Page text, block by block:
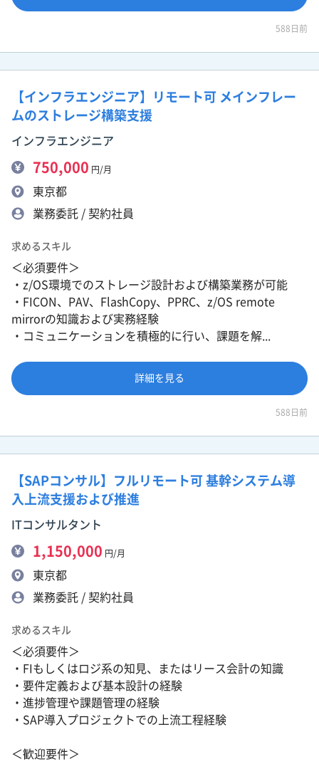
588日前
【インフラエンジニア】リモート可 メインフレー
ムのストレージ構築支援
インフラエンジニア
750,000 円/月
東京都
業務委託 / 契約社員
求めるスキル
＜必須要件＞
・z/OS環境でのストレージ設計および構築業務が可能
・FICON、PAV、FlashCopy、PPRC、z/OS remote
mirrorの知識および実務経験
・コミュニケーションを積極的に行い、課題を解...
詳細を見る
588日前
【SAPコンサル】フルリモート可 基幹システム導
入上流支援および推進
ITコンサルタント
1,150,000 円/月
東京都
業務委託 / 契約社員
求めるスキル
＜必須要件＞
・FIもしくはロジ系の知見、またはリース会計の知識
・要件定義および基本設計の経験
・進捗管理や課題管理の経験
・SAP導入プロジェクトでの上流工程経験
＜歓迎要件＞